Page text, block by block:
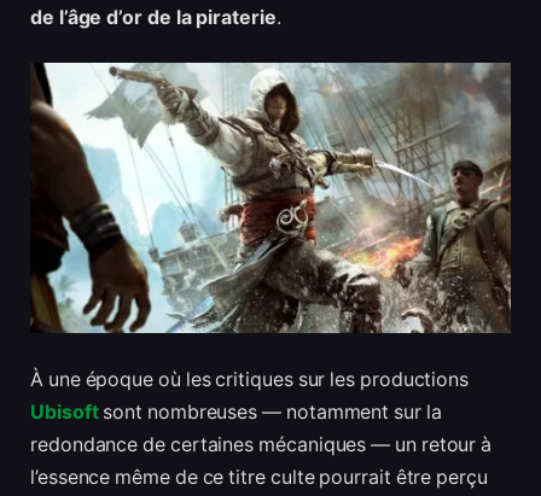
de l’âge d’or de la piraterie.
À une époque où les critiques sur les productions
Ubisoft sont nombreuses — notamment sur la
redondance de certaines mécaniques — un retour à
l’essence même de ce titre culte pourrait être perçu